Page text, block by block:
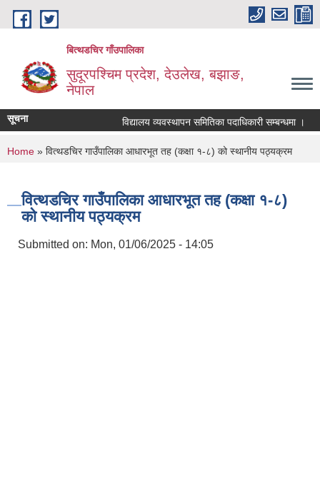
Skip to main content
बित्थडचिर गाँउपालिका
सुदूरपश्चिम प्रदेश, देउलेख, बझाङ,
नेपाल
सूचना विद्यालय व्यवस्थापन समितिका पदाधिकारी सम्बन्धमा ।
You are here
Home » वित्थडचिर गाउँपालिका आधारभूत तह (कक्षा १-८) को स्थानीय पठ्यक्रम
वित्थडचिर गाउँपालिका आधारभूत तह (कक्षा १-८)
को स्थानीय पठ्यक्रम
Submitted on: Mon, 01/06/2025 - 14:05